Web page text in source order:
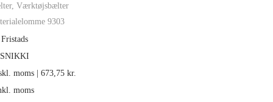
,Værktøjsbælter
9303
Fristads
SNIKKI
moms | 673,75 kr.
moms